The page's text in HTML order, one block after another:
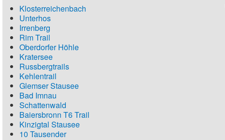
Klosterreichenbach
Unterhos
Irrenberg
Rim Trail
Oberdorfer Höhle
Kratersee
Russbergtrails
Kehlentrail
Glemser Stausee
Bad Imnau
Schattenwald
Baiersbronn T6 Trail
Kinzigtal Stausee
10 Tausender